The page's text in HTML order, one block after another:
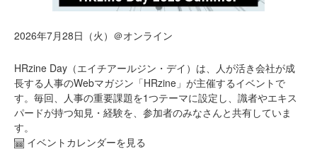
2026年7月28日（火）＠オンライン
HRzine Day（エイチアールジン・デイ）は、人が活き会社が成
長する人事のWebマガジン「HRzine」が主催するイベントで
す。毎回、人事の重要課題を1つテーマに設定し、識者やエキス
パードが持つ知見・経験を、参加者のみなさんと共有していま
す。
イベントカレンダーを見る